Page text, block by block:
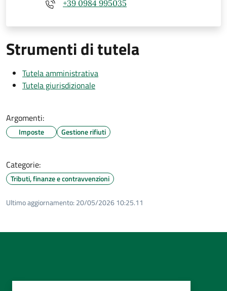
+39 0984 995035
Strumenti di tutela
Tutela amministrativa
Tutela giurisdizionale
Argomenti:
Imposte Gestione rifiuti
Categorie:
Tributi, finanze e contravvenzioni
Ultimo aggiornamento: 20/05/2026 10:25.11